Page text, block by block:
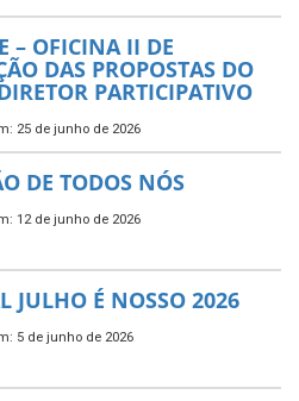
– OFICINA II DE
DAS PROPOSTAS DO
PARTICIPATIVO
25 de junho de 2026
DE TODOS NÓS
12 de junho de 2026
JULHO É NOSSO 2026
5 de junho de 2026